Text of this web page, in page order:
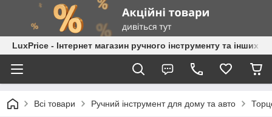
LuxPrice - Інтернет магазин ручного інструменту та інших
Всі товари Ручний інструмент для дому та авто